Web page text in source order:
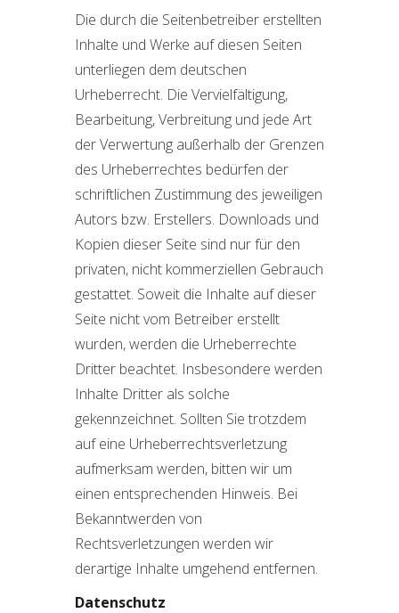
Die durch die Seitenbetreiber erstellten
Inhalte und Werke auf diesen Seiten
unterliegen dem deutschen
Urheberrecht. Die Vervielfältigung,
Bearbeitung, Verbreitung und jede Art
der Verwertung außerhalb der Grenzen
des Urheberrechtes bedürfen der
schriftlichen Zustimmung des jeweiligen
Autors bzw. Erstellers. Downloads und
Kopien dieser Seite sind nur für den
privaten, nicht kommerziellen Gebrauch
gestattet. Soweit die Inhalte auf dieser
Seite nicht vom Betreiber erstellt
wurden, werden die Urheberrechte
Dritter beachtet. Insbesondere werden
Inhalte Dritter als solche
gekennzeichnet. Sollten Sie trotzdem
auf eine Urheberrechtsverletzung
aufmerksam werden, bitten wir um
einen entsprechenden Hinweis. Bei
Bekanntwerden von
Rechtsverletzungen werden wir
derartige Inhalte umgehend entfernen.
Datenschutz